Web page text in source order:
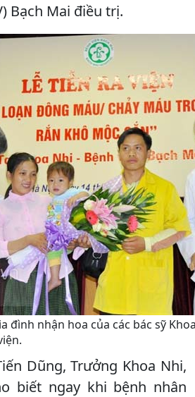
Bạch Mai điều trị.
đình nhận hoa của các bác sỹ
Dũng, Trưởng Khoa Nhi,
biết ngay khi bệnh nhân